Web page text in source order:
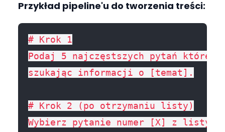
Przykład pipeline'u do tworzenia treści:
# Krok 1
Podaj 5 najczęstszych pytań które
szukając informacji o [temat].
# Krok 2 (po otrzymaniu listy)
Wybierz pytanie numer [X] z listy.